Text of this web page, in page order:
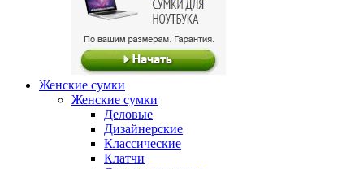
Женские сумки
Женские сумки
Деловые
Дизайнерские
Классические
Клатчи